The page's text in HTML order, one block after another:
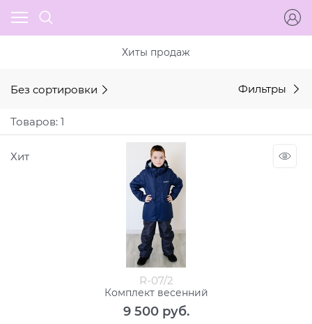
Хиты продаж
Без сортировки Фильтры
Товаров: 1
Хит
R-07/2
Комплект весенний
9 500 руб.